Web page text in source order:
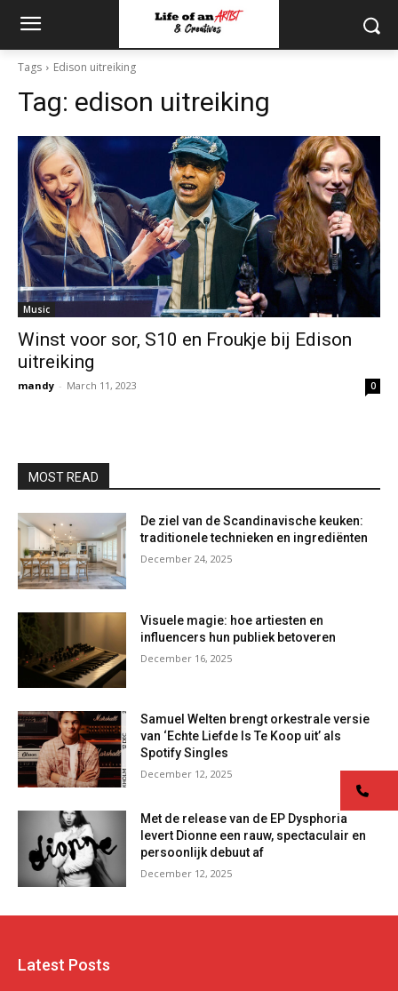
Tags Edison uitreiking
Tag: edison uitreiking
Music
Winst voor sor, S10 en Froukje bij Edison
uitreiking
mandy - March 11, 2023 0
MOST READ
De ziel van de Scandinavische keuken:
traditionele technieken en ingrediënten
December 24, 2025
Visuele magie: hoe artiesten en
influencers hun publiek betoveren
December 16, 2025
Samuel Welten brengt orkestrale versie
van ‘Echte Liefde Is Te Koop uit’ als
Spotify Singles
December 12, 2025
Met de release van de EP Dysphoria
levert Dionne een rauw, spectaculair en
persoonlijk debuut af
December 12, 2025
Latest Posts